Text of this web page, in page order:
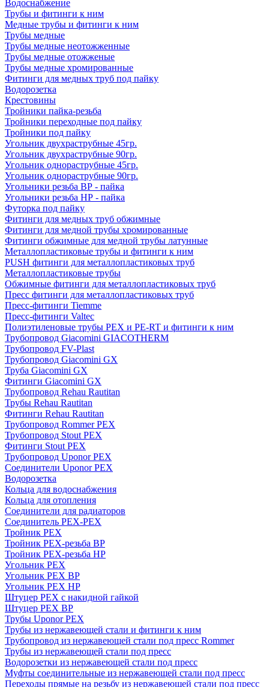
Водоснабжение
Трубы и фитинги к ним
Медные трубы и фитинги к ним
Трубы медные
Трубы медные неотожженные
Трубы медные отожженые
Трубы медные хромированные
Фитинги для медных труб под пайку
Водорозетка
Крестовины
Тройники пайка-резьба
Тройники переходные под пайку
Тройники под пайку
Угольник двухраструбные 45гр.
Угольник двухраструбные 90гр.
Угольник однораструбные 45гр.
Угольник однораструбные 90гр.
Угольники резьба ВР - пайка
Угольники резьба НР - пайка
Футорка под пайку
Фитинги для медных труб обжимные
Фитинги для медной трубы хромированные
Фитинги обжимные для медной трубы латунные
Металлопластиковые трубы и фитинги к ним
PUSH фитинги для металлопластиковых труб
Металлопластиковые трубы
Обжимные фитинги для металлопластиковых труб
Пресс фитинги для металлопластиковых труб
Пресс-фитинги Tiemme
Пресс-фитинги Valtec
Полиэтиленовые трубы PEX и PE-RT и фитинги к ним
Трубопровод Giacomini GIACOTHERM
Трубопровод FV-Plast
Трубопровод Giacomini GX
Труба Giacomini GX
Фитинги Giacomini GX
Трубопровод Rehau Rautitan
Трубы Rehau Rautitan
Фитинги Rehau Rautitan
Трубопровод Rommer PEX
Трубопровод Stout PEX
Фитинги Stout PEX
Трубопровод Uponor PEX
Соединители Uponor PEX
Водорозетка
Кольца для водоснабжения
Кольца для отопления
Соединители для радиаторов
Соединитель PEX-PEX
Тройник PEX
Тройник PEX-резьба ВР
Тройник PEX-резьба НР
Угольник PEX
Угольник PEX ВР
Угольник PEX НР
Штуцер PEX c накидной гайкой
Штуцер PEX ВР
Трубы Uponor PEX
Трубы из нержавеющей стали и фитинги к ним
Трубопровод из нержавеющей стали под пресс Rommer
Трубы из нержавеющей стали под пресс
Водорозетки из нержавеющей стали под пресс
Муфты соединительные из нержавеющей стали под пресс
Переходы прямые на резьбу из нержавеющей стали под пресс